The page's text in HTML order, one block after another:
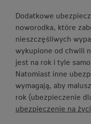
Dodatkowe
noworodka, które
nieszczęśliwych
wykupione od chwili
jest na rok i tyle
Natomiast inne
wymagają, aby
rok (ubezpieczenie
ubezpieczenie na